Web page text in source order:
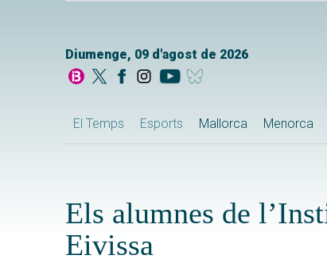
Diumenge, 09 d'agost de 2026
El Temps Esports Mallorca Menorca
Els alumnes de
Eivissa